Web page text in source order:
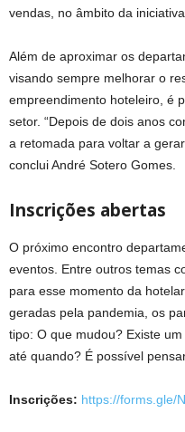
vendas, no âmbito da
Além de aproximar os
visando sempre melhorar o
empreendimento hoteleiro, é
setor. “Depois de dois anos
a retomada para voltar a
conclui André Sotero Gomes.
Inscrições abertas
O próximo encontro
eventos. Entre outros temas
para esse momento da
geradas pela pandemia, os
tipo: O que mudou? Existe
até quando? É possível
Inscrições: https://forms.gle/